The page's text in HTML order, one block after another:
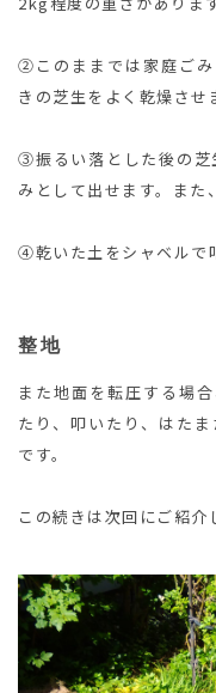
②このままでは家庭ごみ
きの芝生をよく乾燥させ
③振るい落とした後の芝
みとして出せます。また
④乾いた土をシャベルで
整地
また地面を転圧する場
たり、叩いたり、はた
です。
この続きは次回にご紹介